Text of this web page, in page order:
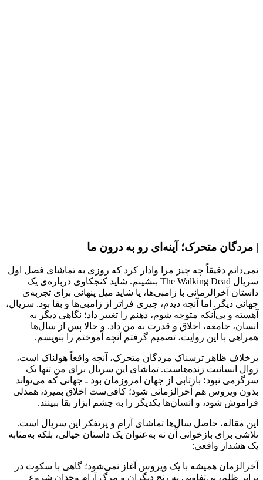
| مردگان متحرک؛ آینه‌ای رو به درون ما
نمی‌دانم دقیقاً چه چیز مرا وادار کرد که روزی به تماشای فصل اول
سریال The Walking Dead بنشینم. شاید کنجکاوی درباره‌ی یک
داستان آخرالزمانی با زامبی‌ها، یا شاید میل پنهانی برای تجربه‌ی
جهانی دیگر. اما آنچه دیدم، چیزی فراتر از زامبی‌ها و بقا بود. سریال،
آهسته و بی‌آنکه متوجه شوم، ذهنم را تغییر داد؛ نگاهی دیگر به
انسان، جامعه، اخلاق و قدرت به من داد. و حالا پس از سال‌ها
همراهی با این روایت، تصمیم گرفتم آنچه آموختم را بنویسم.
برخلاف ظاهر ترسناک مردگان متحرک، آنچه واقعاً هولناک است،
زوال انسانیت زنده‌هاست. تماشای این سریال برای من تنها یک
سرگرمی نبود؛ بازتابی از جهان امروزمان بود ـ جهانی که می‌تواند
بدون ویروس هم آخرالزمانی شود؛ کافی‌ست اخلاق بمیرد، همدلی
فراموش شود، و انسان‌ها یکدیگر را به چشم ابزار بقا ببینند.
این مقاله، حاصل سال‌ها تماشای آرام و پرتفکر این سریال است.
تلاشی برای بازخوانی آن نه به‌عنوان یک داستان خیالی، بلکه به‌مثابه
یک هشدار واقعی:
آخرالزمان همیشه با یک ویروس آغاز نمی‌شود؛ گاهی با سکوت در
برابر ظلم، بی‌تفاوتی به رنج دیگران و مرگ آرام وجدان شروع